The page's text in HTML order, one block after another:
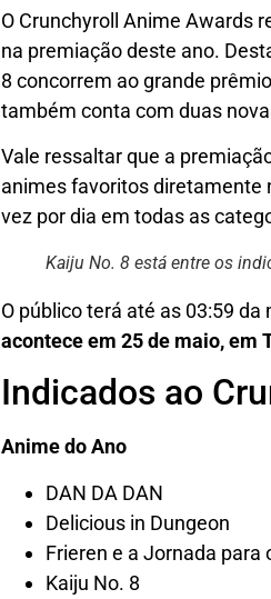
O Crunchyroll Anime Awards
na premiação deste ano.
8 concorrem ao grande
também conta com duas
Vale ressaltar que a
animes favoritos diretamente
vez por dia em todas as
Kaiju No. 8 está entre os
O público terá até as 03:59
acontece em 25 de maio, em
Indicados ao
Anime do Ano
DAN DA DAN
Delicious in Dungeon
Frieren e a Jornada para
Kaiju No. 8